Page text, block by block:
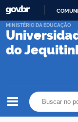
do
MINISTÉRIO DA EDUCAÇÃO